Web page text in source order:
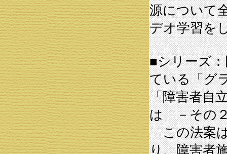
源について
デオ学習を
■シリーズ
ている「グ
「障害者自
は －その
この法案は
り、障害者